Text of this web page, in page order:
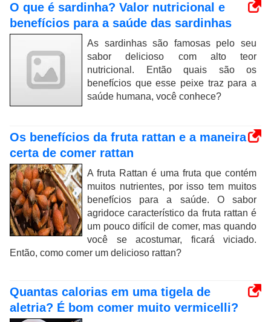
O que é sardinha? Valor nutricional e
benefícios para a saúde das sardinhas
As sardinhas são famosas pelo seu
sabor delicioso com alto teor
nutricional. Então quais são os
benefícios que esse peixe traz para a
saúde humana, você conhece?
Os benefícios da fruta rattan e a maneira
certa de comer rattan
A fruta Rattan é uma fruta que contém
muitos nutrientes, por isso tem muitos
benefícios para a saúde. O sabor
agridoce característico da fruta rattan é
um pouco difícil de comer, mas quando
você se acostumar, ficará viciado.
Então, como comer um delicioso rattan?
Quantas calorias em uma tigela de
aletria? É bom comer muito vermicelli?